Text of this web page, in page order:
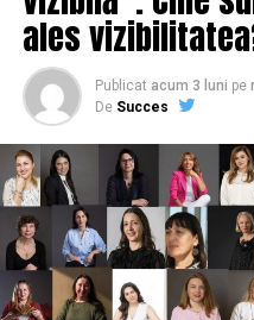
încasează Iulia Vântur
Cerbul de Aur. Ce spun
ales
Publicat acum 3 luni pe
De Succes